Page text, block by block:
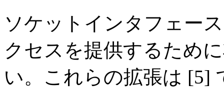
ソケットインタフェー
クセスを提供するため
い。これらの拡張は [5]